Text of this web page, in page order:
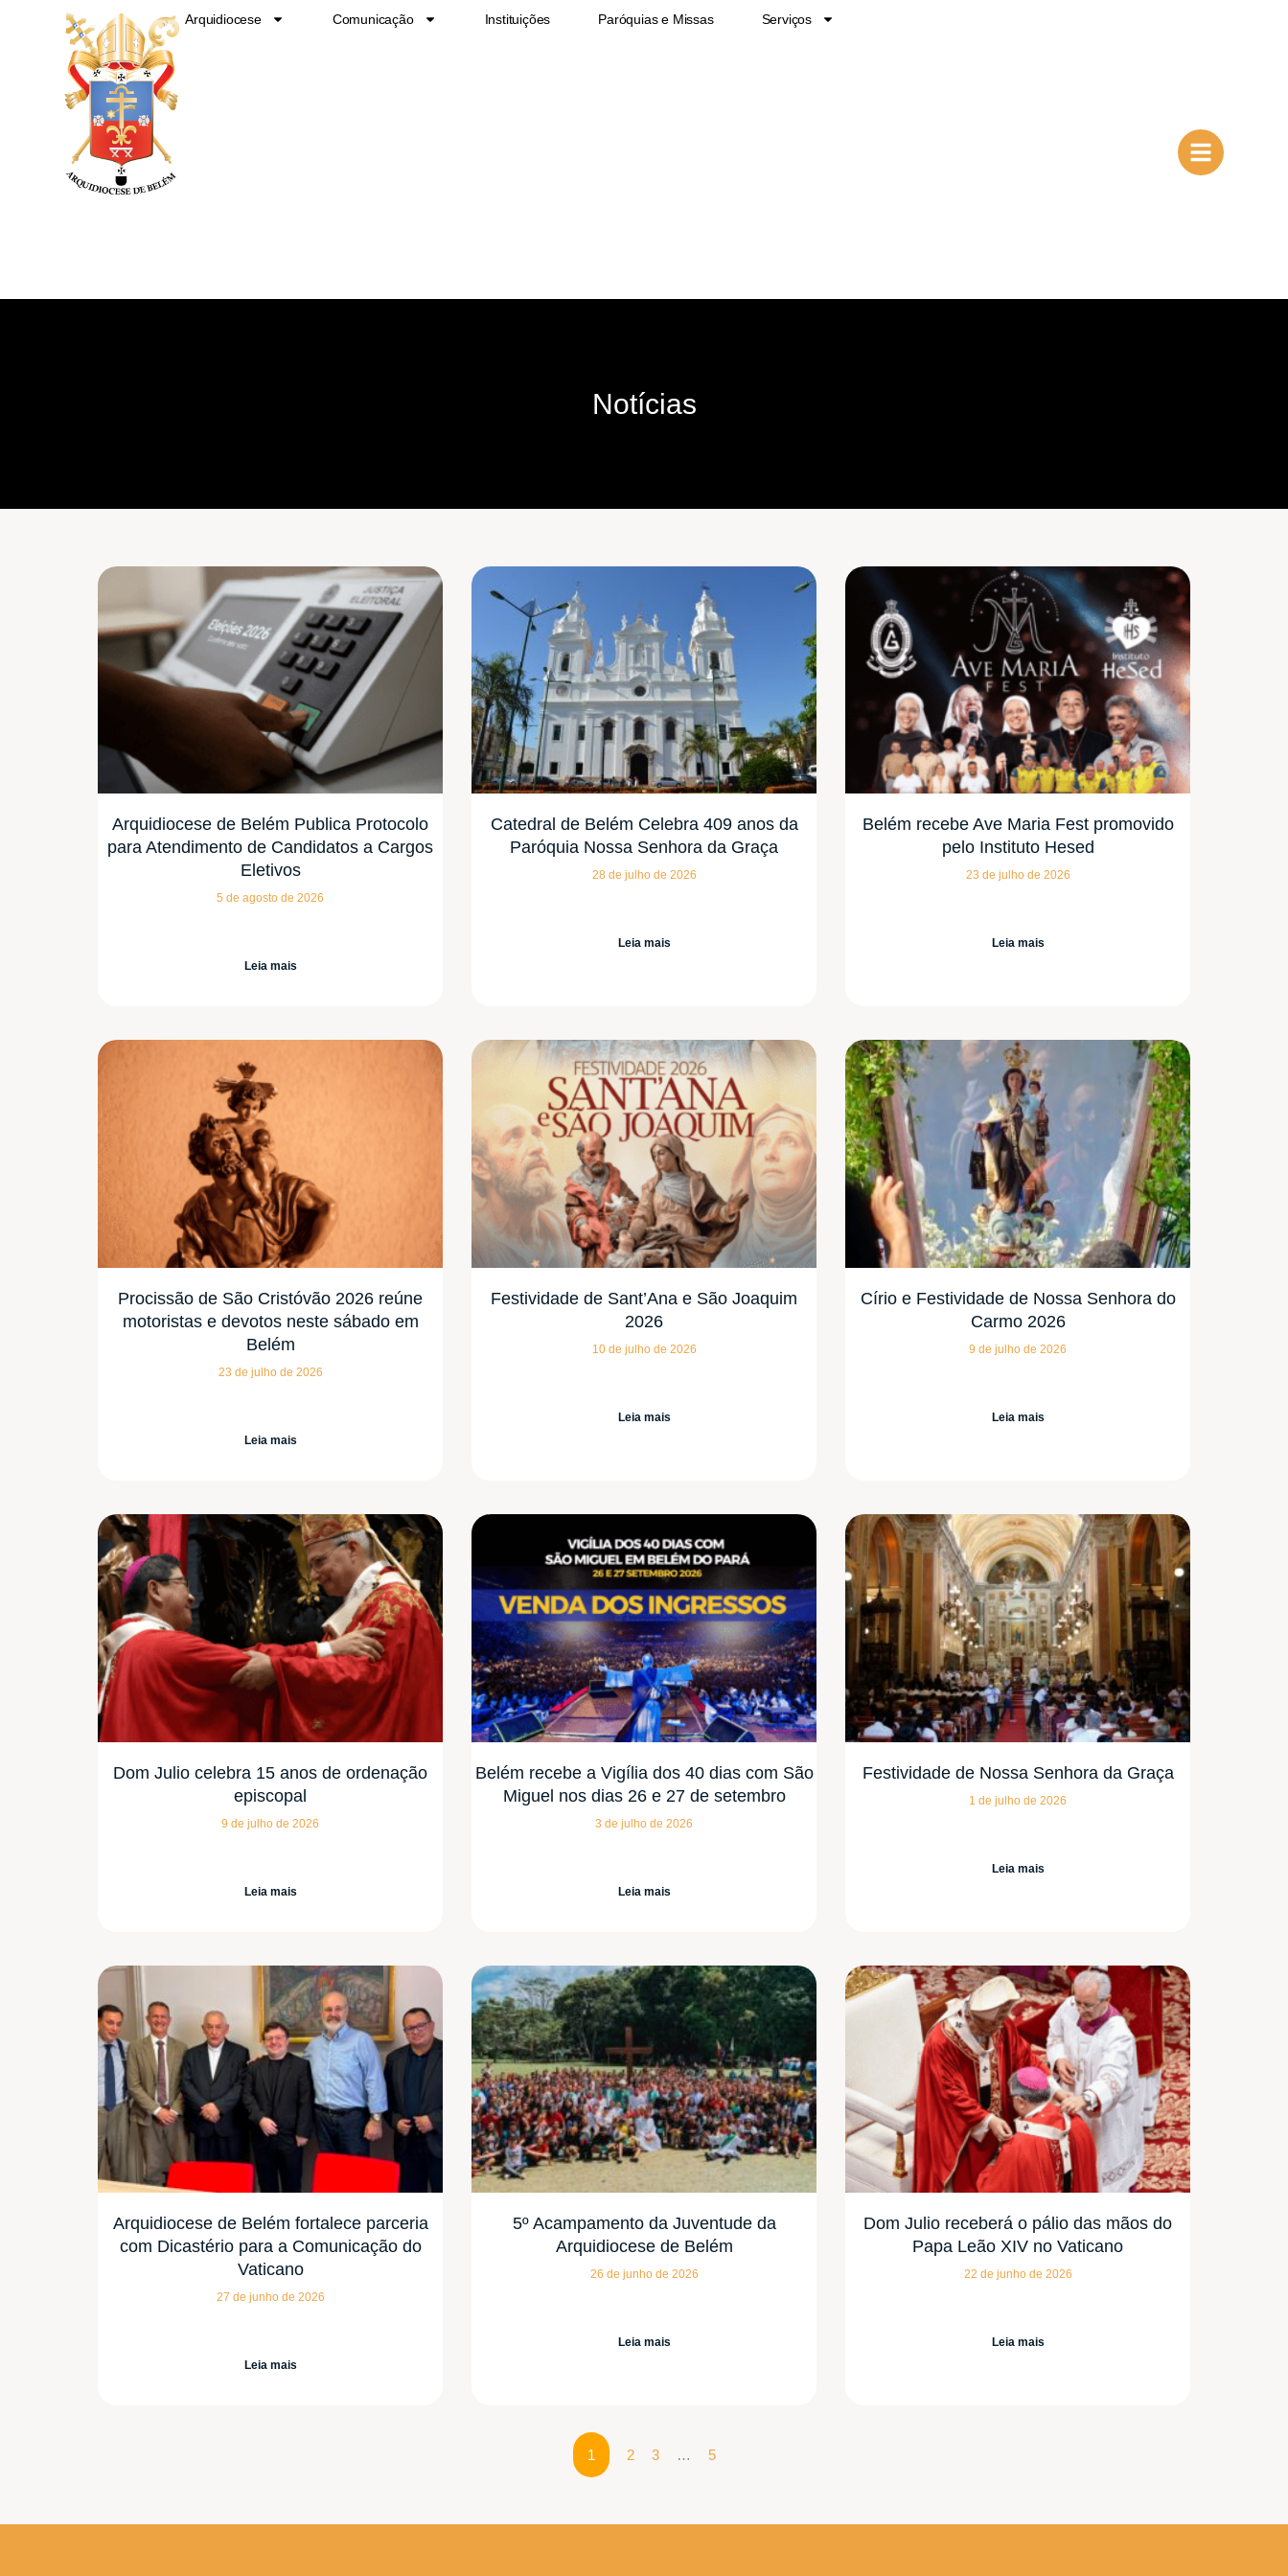
Arquidiocese Comunicação Instituições Paróquias e Missas Serviços
Notícias
Arquidiocese de Belém Publica Protocolo
para Atendimento de Candidatos a Cargos
Eletivos
5 de agosto de 2026
Leia mais
Catedral de Belém Celebra 409 anos da
Paróquia Nossa Senhora da Graça
28 de julho de 2026
Leia mais
Belém recebe Ave Maria Fest promovido
pelo Instituto Hesed
23 de julho de 2026
Leia mais
Procissão de São Cristóvão 2026 reúne
motoristas e devotos neste sábado em
Belém
23 de julho de 2026
Leia mais
Festividade de Sant’Ana e São Joaquim
2026
10 de julho de 2026
Leia mais
Círio e Festividade de Nossa Senhora do
Carmo 2026
9 de julho de 2026
Leia mais
Dom Julio celebra 15 anos de ordenação
episcopal
9 de julho de 2026
Leia mais
Belém recebe a Vigília dos 40 dias com São
Miguel nos dias 26 e 27 de setembro
3 de julho de 2026
Leia mais
Festividade de Nossa Senhora da Graça
1 de julho de 2026
Leia mais
Arquidiocese de Belém fortalece parceria
com Dicastério para a Comunicação do
Vaticano
27 de junho de 2026
Leia mais
5º Acampamento da Juventude da
Arquidiocese de Belém
26 de junho de 2026
Leia mais
Dom Julio receberá o pálio das mãos do
Papa Leão XIV no Vaticano
22 de junho de 2026
Leia mais
1 2 3 … 5